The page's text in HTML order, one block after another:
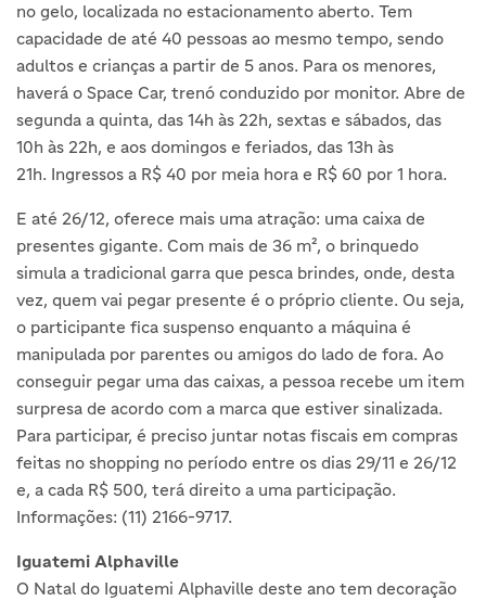
no gelo, localizada no estacionamento aberto. Tem
capacidade de até 40 pessoas ao mesmo tempo, sendo
adultos e crianças a partir de 5 anos. Para os menores,
haverá o Space Car, trenó conduzido por monitor. Abre de
segunda a quinta, das 14h às 22h, sextas e sábados, das
10h às 22h, e aos domingos e feriados, das 13h às
21h. Ingressos a R$ 40 por meia hora e R$ 60 por 1 hora.
E até 26/12, oferece mais uma atração: uma caixa de
presentes gigante. Com mais de 36 m², o brinquedo
simula a tradicional garra que pesca brindes, onde, desta
vez, quem vai pegar presente é o próprio cliente. Ou seja,
o participante fica suspenso enquanto a máquina é
manipulada por parentes ou amigos do lado de fora. Ao
conseguir pegar uma das caixas, a pessoa recebe um item
surpresa de acordo com a marca que estiver sinalizada.
Para participar, é preciso juntar notas fiscais em compras
feitas no shopping no período entre os dias 29/11 e 26/12
e, a cada R$ 500, terá direito a uma participação.
Informações: (11) 2166-9717.
Iguatemi Alphaville
O Natal do Iguatemi Alphaville deste ano tem decoração